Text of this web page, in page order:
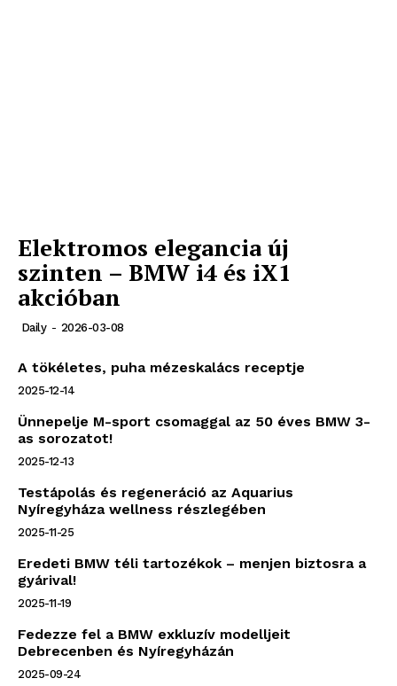
My account
Elektromos elegancia új
szinten – BMW i4 és iX1
akcióban
Daily - 2026-03-08
A tökéletes, puha mézeskalács receptje
2025-12-14
Ünnepelje M-sport csomaggal az 50 éves BMW 3-
as sorozatot!
2025-12-13
Testápolás és regeneráció az Aquarius
Nyíregyháza wellness részlegében
2025-11-25
Eredeti BMW téli tartozékok – menjen biztosra a
gyárival!
2025-11-19
Fedezze fel a BMW exkluzív modelljeit
Debrecenben és Nyíregyházán
2025-09-24